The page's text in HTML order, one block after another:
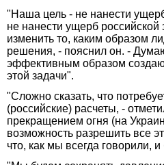
"Наша цель - не нанести
не нанести ущерб
изменить то, каким образом
решения, - пояснил он. -
эффективным образом
этой задачи".
"Сложно сказать, что
(российские) расчеты, -
прекращением огня (на
возможность разрешить все
что, как мы всегда говорили,